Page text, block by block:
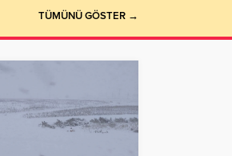
TÜMÜNÜ GÖSTER →